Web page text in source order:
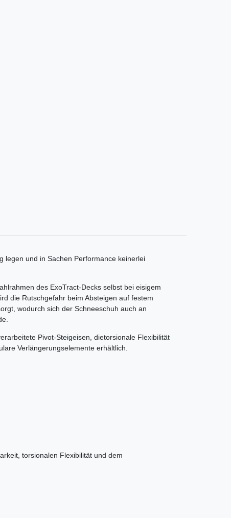
legen und in Sachen Performance keinerlei
des ExoTract-Decks selbst bei eisigem
die Rutschgefahr beim Absteigen auf festem
wodurch sich der Schneeschuh auch an
Pivot-Steigeisen, dietorsionale Flexibilität
Verlängerungselemente erhältlich.
torsionalen Flexibilität und dem